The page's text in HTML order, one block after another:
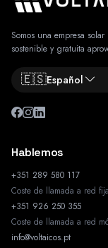
Somos una empresa
sostenible y gratuita
🇪🇸Español
Hablemos
+351 289 580 117
Coste de llamada a red fija
+351 926 250 355
Coste de llamada a red
info@voltaicos.pt